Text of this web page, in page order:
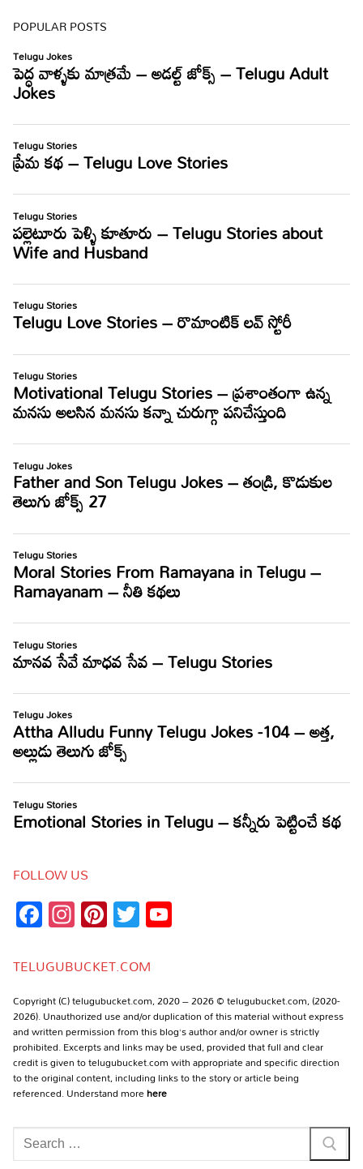
POPULAR POSTS
FOLLOW US
Facebook
Instagram
Pinterest
Twitter
TELUGUBUCKET.COM
Copyright (C) telugubucket.com, 2020 – 2026 © telugubucket.com, (2020-
2026). Unauthorized use and/or duplication of this material without express
and written permission from this blog’s author and/or owner is strictly
prohibited. Excerpts and links may be used, provided that full and clear
credit is given to telugubucket.com with appropriate and specific direction
to the original content, including links to the story or article being
referenced. Understand morehere
Search
for: